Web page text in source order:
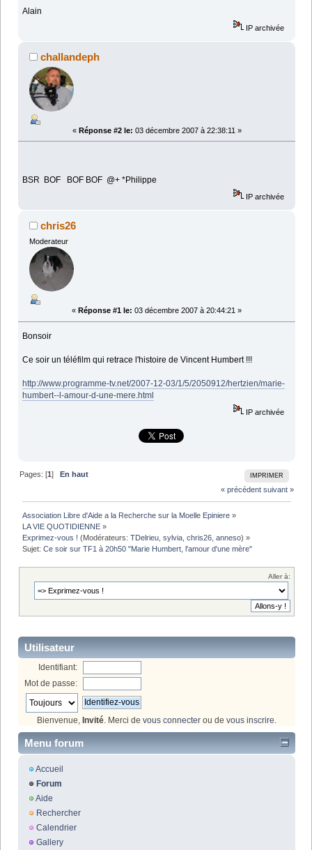
Alain
IP archivée
challandeph
« Réponse #2 le: 03 décembre 2007 à 22:38:11 »
BSR BOF BOF BOF @+ *Philippe
IP archivée
chris26
Moderateur
« Réponse #1 le: 03 décembre 2007 à 20:44:21 »
Bonsoir
Ce soir un téléfilm qui retrace l'histoire de Vincent Humbert !!!
http://www.programme-tv.net/2007-12-03/1/5/2050912/hertzien/marie-
humbert--l-amour-d-une-mere.html
IP archivée
IMPRIMER
Pages: [1]
En haut
« précédent suivant »
Association Libre d'Aide a la Recherche sur la Moelle Epiniere »
LA VIE QUOTIDIENNE »
Exprimez-vous ! (Modérateurs:TDelrieu ,sylvia ,chris26 ,anneso) »
Sujet:Ce soir sur TF1 à 20h50 "Marie Humbert, l'amour d'une mère"
Aller à:
Utilisateur
Identifiant:
Mot de passe:
Bienvenue, Invité. Merci de vous connecter ou de vous inscrire.
Menu forum
Accueil
Forum
Aide
Rechercher
Calendrier
Gallery